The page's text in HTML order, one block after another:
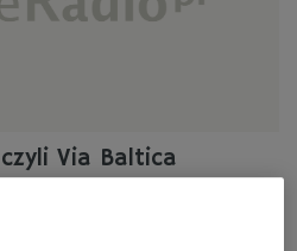
Via Baltica